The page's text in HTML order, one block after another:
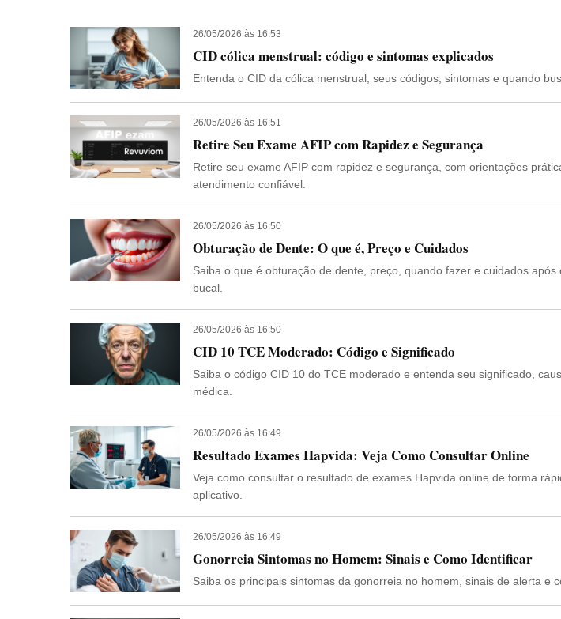
26/05/2026 às 16:53
CID cólica menstrual: código e sintomas explicados
Entenda o CID da cólica menstrual, seus códigos, sintomas e quando
26/05/2026 às 16:51
Retire Seu Exame AFIP com Rapidez e Segurança
Retire seu exame AFIP com rapidez e segurança, com orientações
atendimento confiável.
26/05/2026 às 16:50
Obturação de Dente: O que é, Preço e Cuidados
Saiba o que é obturação de dente, preço, quando fazer e cuidados
bucal.
26/05/2026 às 16:50
CID 10 TCE Moderado: Código e Significado
Saiba o código CID 10 do TCE moderado e entenda seu significado,
médica.
26/05/2026 às 16:49
Resultado Exames Hapvida: Veja Como Consultar Online
Veja como consultar o resultado de exames Hapvida online de forma
aplicativo.
26/05/2026 às 16:49
Gonorreia Sintomas no Homem: Sinais e Como Identificar
Saiba os principais sintomas da gonorreia no homem, sinais de alerta e